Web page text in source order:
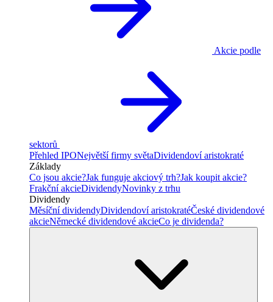
Akcie podle
sektorů
Přehled IPONejvětší firmy světaDividendoví aristokraté
Základy
Co jsou akcie?Jak funguje akciový trh?Jak koupit akcie?
Frakční akcieDividendyNovinky z trhu
Dividendy
Měsíční dividendyDividendoví aristokratéČeské dividendové
akcieNěmecké dividendové akcieCo je dividenda?